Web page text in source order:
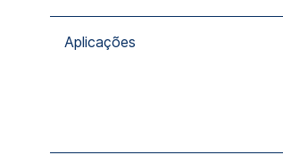
Aplicações